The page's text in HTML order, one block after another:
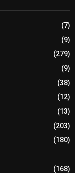
(7)
(9)
(279)
(9)
(38)
(12)
(13)
(203)
(180)
(168)